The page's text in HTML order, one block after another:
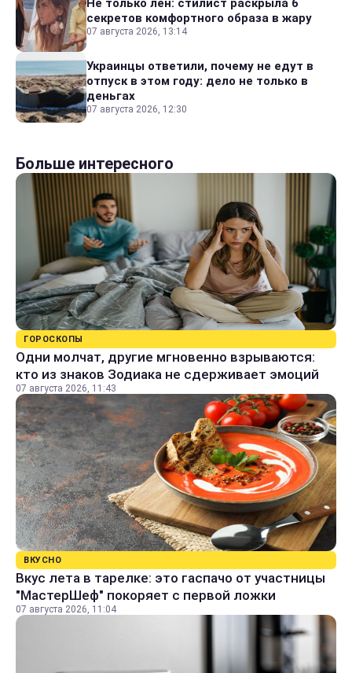
Не только лен: стилист раскрыла 6
секретов комфортного образа в жару
07 августа 2026, 13:14
Украинцы ответили, почему не едут в
отпуск в этом году: дело не только в
деньгах
07 августа 2026, 12:30
Больше интересного
ГОРОСКОПЫ
Одни молчат, другие мгновенно взрываются:
кто из знаков Зодиака не сдерживает эмоций
07 августа 2026, 11:43
ВКУСНО
Вкус лета в тарелке: это гаспачо от участницы
"МастерШеф" покоряет с первой ложки
07 августа 2026, 11:04